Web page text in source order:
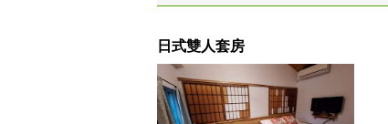
日式雙人套房